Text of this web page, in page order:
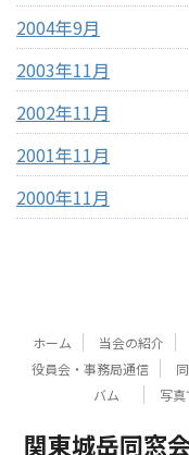
2004年9月
2003年11月
2002年11月
2001年11月
2000年11月
ホーム 当会の紹介
役員会・事務局通信
バム
写
関東城岳同窓